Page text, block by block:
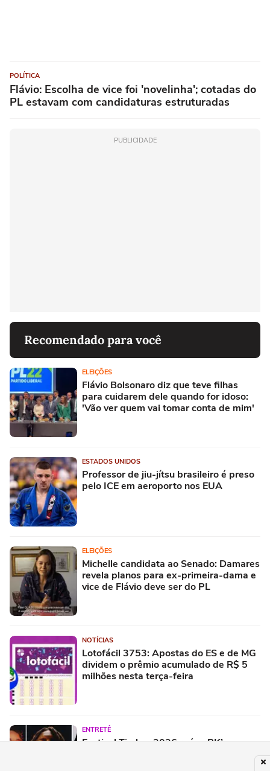
POLÍTICA
Flávio: Escolha de vice foi 'novelinha'; cotadas do
PL estavam com candidaturas estruturadas
PUBLICIDADE
Recomendado para você
ELEIÇÕES
Flávio Bolsonaro diz que teve filhas
para cuidarem dele quando for idoso:
'Vão ver quem vai tomar conta de mim'
ESTADOS UNIDOS
Professor de jiu-jítsu brasileiro é preso
pelo ICE em aeroporto nos EUA
ELEIÇÕES
Michelle candidata ao Senado: Damares
revela planos para ex-primeira-dama e
vice de Flávio deve ser do PL
NOTÍCIAS
Lotofácil 3753: Apostas do ES e de MG
dividem o prêmio acumulado de R$ 5
milhões nesta terça-feira
ENTRETÊ
Festival Timbre 2026 reúne BK’,